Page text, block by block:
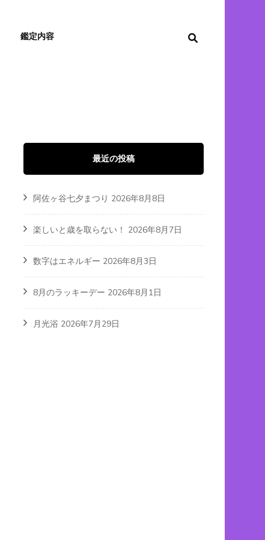
鑑定内容
最近の投稿
阿佐ヶ谷七夕まつり 2026年8月8日
楽しいと歳を取らない！ 2026年8月7日
数字はエネルギー 2026年8月3日
8月のラッキーデー 2026年8月1日
月光浴 2026年7月29日